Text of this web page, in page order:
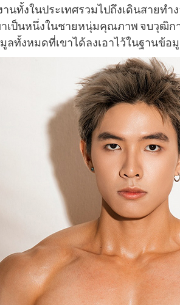
นทั้งในประเทศรวมไปถึงเดินสายทำ
าเป็นหนึ่งในชายหนุ่มคุณภาพ จบวุฒิ
ลทั้งหมดที่เขาได้ลงเอาไว้ในฐานข้อ